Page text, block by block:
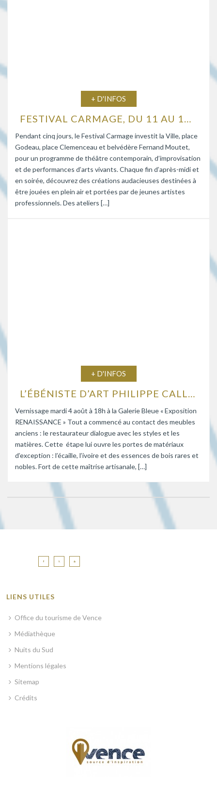
+ D'INFOS
FESTIVAL CARMAGE, DU 11 AU 15 AOÛT 2026
Pendant cinq jours, le Festival Carmage investit la Ville, place
Godeau, place Clemenceau et belvédère Fernand Moutet,
pour un programme de théâtre contemporain, d’improvisation
et de performances d’arts vivants. Chaque fin d’après-midi et
en soirée, découvrez des créations audacieuses destinées à
être jouées en plein air et portées par de jeunes artistes
professionnels. Des ateliers […]
+ D'INFOS
Vernissage mardi 4 août à 18h à la Galerie Bleue « Exposition
RENAISSANCE » Tout a commencé au contact des meubles
anciens : le restaurateur dialogue avec les styles et les
matières. Cette étape lui ouvre les portes de matériaux
d’exception : l’écaille, l’ivoire et des essences de bois rares et
nobles. Fort de cette maîtrise artisanale, […]
LIENS UTILES
Office du tourisme de Vence
Médiathèque
Nuits du Sud
Mentions légales
Sitemap
Crédits